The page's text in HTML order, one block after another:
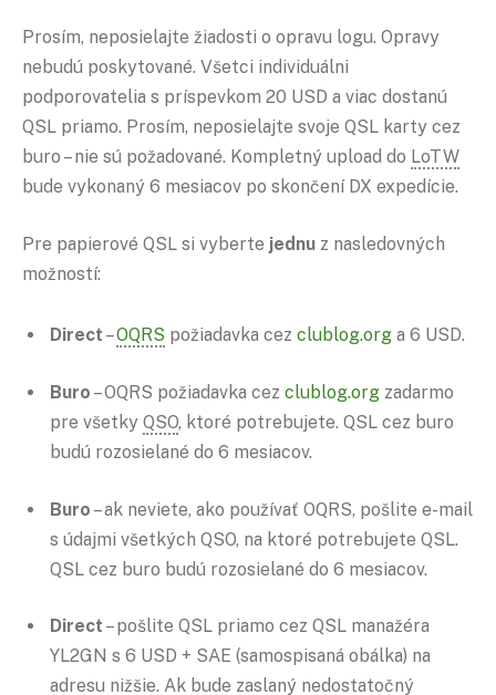
Prosím, neposielajte žiadosti o opravu logu. Opravy
nebudú poskytované. Všetci individuálni
podporovatelia s príspevkom 20 USD a viac dostanú
QSL priamo. Prosím, neposielajte svoje QSL karty cez
buro – nie sú požadované. Kompletný upload do LoTW
bude vykonaný 6 mesiacov po skončení DX expedície.
Pre papierové QSL si vyberte jednu z nasledovných
možností:
Direct –OQRS požiadavka cez clublog.org a 6 USD.
Buro – OQRS požiadavka cez clublog.org zadarmo
pre všetky QSO, ktoré potrebujete. QSL cez buro
budú rozosielané do 6 mesiacov.
Buro – ak neviete, ako používať OQRS, pošlite e-mail
s údajmi všetkých QSO, na ktoré potrebujete QSL.
QSL cez buro budú rozosielané do 6 mesiacov.
Direct – pošlite QSL priamo cez QSL manažéra
YL2GN s 6 USD + SAE (samospisaná obálka) na
adresu nižšie. Ak bude zaslaný nedostatočný